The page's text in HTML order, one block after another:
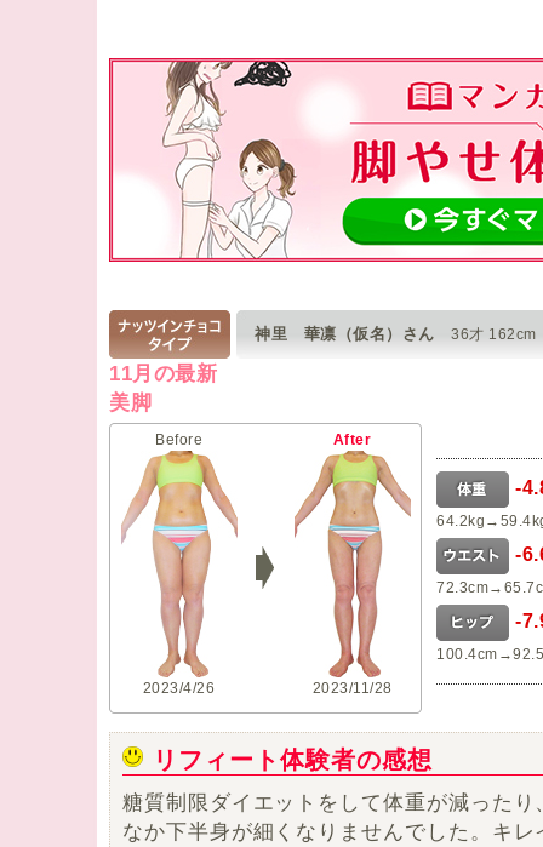
神里 華凛（仮名）さん 36才 162cm
11月の最新
美脚
Before
2023/4/26
After
2023/11/28
-
-
-
リフィート体験者の感想
糖質制限ダイエットをして体重が減った
なか下半身が細くなりませんでした。 キレ